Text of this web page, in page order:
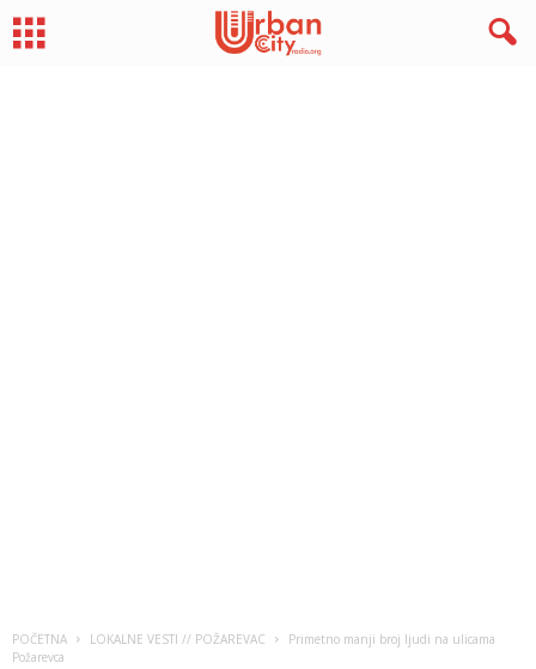
POČETNA LOKALNE VESTI // POŽAREVAC
Primetno manji broj ljudi na ulicama
Požarevca